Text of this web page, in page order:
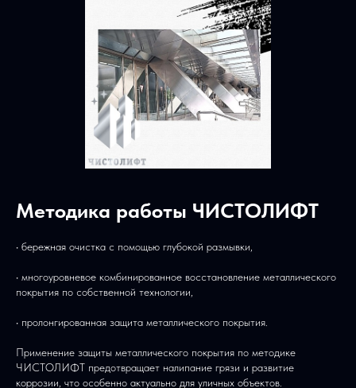
Методика работы ЧИСТОЛИФТ
• бережная очистка с помощью глубокой размывки,
• многоуровневое комбинированное восстановление металлического
покрытия по собственной технологии,
• пролонгированная защита металлического покрытия.
Применение защиты металлического покрытия по методике
ЧИСТОЛИФТ предотвращает налипание грязи и развитие
коррозии, что особенно актуально для уличных объектов.